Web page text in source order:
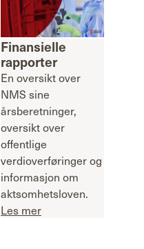
Finansielle
rapporter
En oversikt over
NMS sine
årsberetninger,
oversikt over
offentlige
verdioverføringer og
informasjon om
aktsomhetsloven.
Les mer